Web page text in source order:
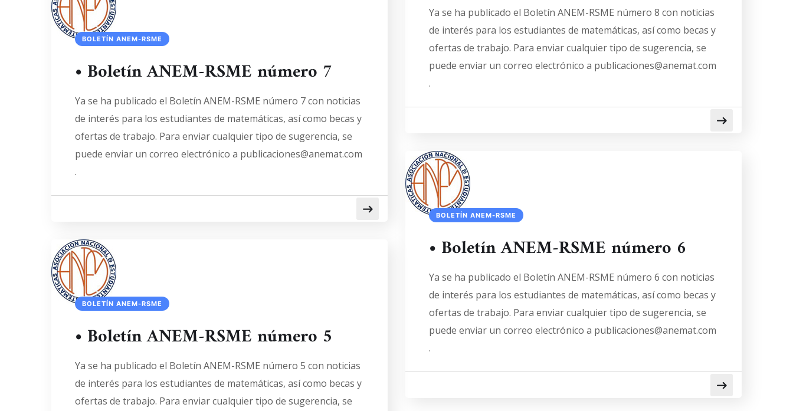
Ya se ha publicado el Boletín ANEM-RSME número 8 con noticias
de interés para los estudiantes de matemáticas, así como becas y
ofertas de trabajo. Para enviar cualquier tipo de sugerencia, se
puede enviar un correo electrónico a publicaciones@anemat.com
.
BOLETÍN ANEM-RSME
• Boletín ANEM-RSME número 7
Ya se ha publicado el Boletín ANEM-RSME número 7 con noticias
de interés para los estudiantes de matemáticas, así como becas y
ofertas de trabajo. Para enviar cualquier tipo de sugerencia, se
puede enviar un correo electrónico a publicaciones@anemat.com
.
BOLETÍN ANEM-RSME
• Boletín ANEM-RSME número 6
Ya se ha publicado el Boletín ANEM-RSME número 6 con noticias
de interés para los estudiantes de matemáticas, así como becas y
ofertas de trabajo. Para enviar cualquier tipo de sugerencia, se
puede enviar un correo electrónico a publicaciones@anemat.com
.
BOLETÍN ANEM-RSME
• Boletín ANEM-RSME número 5
Ya se ha publicado el Boletín ANEM-RSME número 5 con noticias
de interés para los estudiantes de matemáticas, así como becas y
ofertas de trabajo. Para enviar cualquier tipo de sugerencia, se